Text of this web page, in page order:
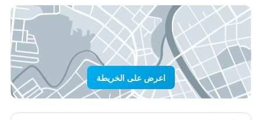
اعرض على الخريطة